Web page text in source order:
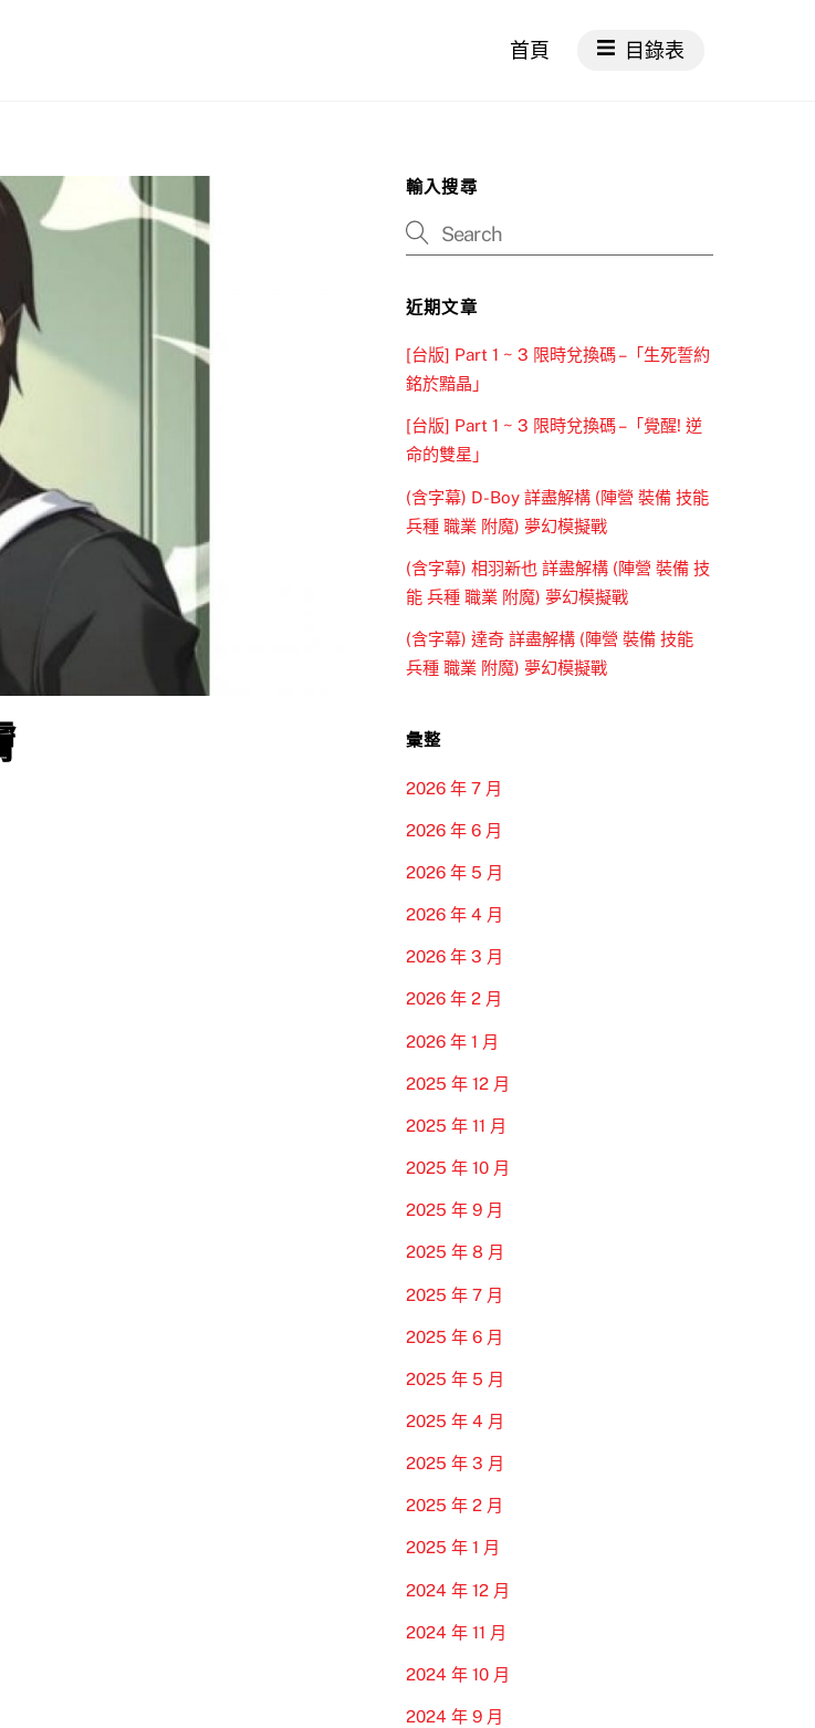
首頁 目錄表
輸入搜尋
近期文章
[台版] Part 1 ~ 3 限時兌換碼 –「生死誓約
銘於黯晶」
[台版] Part 1 ~ 3 限時兌換碼 –「覺醒! 逆
命的雙星」
(含字幕) D-Boy 詳盡解構 (陣營 裝備 技能
兵種 職業 附魔) 夢幻模擬戰
(含字幕) 相羽新也 詳盡解構 (陣營 裝備 技
能 兵種 職業 附魔) 夢幻模擬戰
(含字幕) 達奇 詳盡解構 (陣營 裝備 技能
兵種 職業 附魔) 夢幻模擬戰
彙整
2026 年 7 月
2026 年 6 月
2026 年 5 月
2026 年 4 月
2026 年 3 月
2026 年 2 月
2026 年 1 月
2025 年 12 月
2025 年 11 月
2025 年 10 月
2025 年 9 月
2025 年 8 月
2025 年 7 月
2025 年 6 月
2025 年 5 月
2025 年 4 月
2025 年 3 月
2025 年 2 月
2025 年 1 月
2024 年 12 月
2024 年 11 月
2024 年 10 月
2024 年 9 月